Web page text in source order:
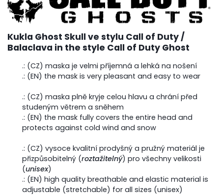
Kukla Ghost Skull ve stylu Call of Duty /
Balaclava in the style Call of Duty Ghost
.: (CZ) maska je velmi příjemná a lehká na nošení
.: (EN) the mask is very pleasant and easy to wear
.: (CZ) maska plně kryje celou hlavu a chrání před
studeným větrem a sněhem
.: (EN) the mask fully covers the entire head and
protects against cold wind and snow
.: (CZ) vysoce kvalitní prodyšný a pružný materiál je
přizpůsobitelný (roztažitelný) pro všechny velikosti
(unisex)
.: (EN) high quality breathable and elastic material is
adjustable (stretchable) for all sizes (unisex)